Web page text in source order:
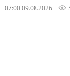
07:00 09.08.2026